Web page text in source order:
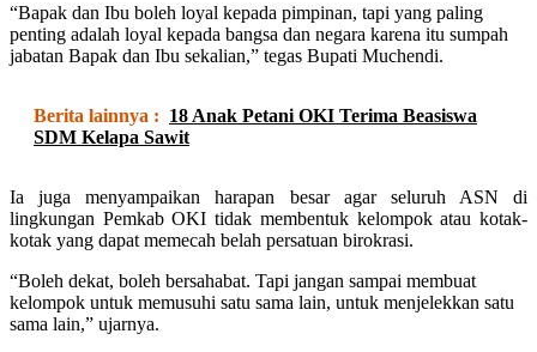
“Bapak dan Ibu boleh loyal kepada pimpinan, tapi yang paling
penting adalah loyal kepada bangsa dan negara karena itu sumpah
jabatan Bapak dan Ibu sekalian,” tegas Bupati Muchendi.
Berita lainnya : 18 Anak Petani OKI Terima Beasiswa
SDM Kelapa Sawit
Ia juga menyampaikan harapan besar agar seluruh ASN di
lingkungan Pemkab OKI tidak membentuk kelompok atau kotak-
kotak yang dapat memecah belah persatuan birokrasi.
“Boleh dekat, boleh bersahabat. Tapi jangan sampai membuat
kelompok untuk memusuhi satu sama lain, untuk menjelekkan satu
sama lain,” ujarnya.